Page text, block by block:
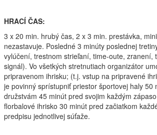
HRACÍ ČAS:
3 x 20 min. hrubý čas, 2 x 3 min. prestávka,
nezastavuje. Posledné 3 minúty poslednej
vylúčení, trestnom strieľaní, time-oute,
signál). Vo všetkých stretnutiach organizátor
pripravenom ihrisku; (t.j. vstup na pripravené
je povinný sprístupniť priestor športovej haly
družstvám 45 minút pred svojim každým
florbalové ihrisko 30 minút pred začiatkom
predpisu jednotlivej súťaže.